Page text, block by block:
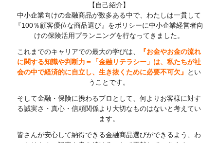
【自己紹介】
中小企業向けの金融商品が数多ある中で、わたしは一貫して
『100％顧客優位な商品選び』をポリシーに中小企業経営者向
けの保険活用プランニングを行なってきました。
これまでのキャリアでの最大の学びは、
『お金やお金の流れ
に関する知識や判断力＝「金融リテラシー」は、私たちが社
会の中で経済的に自立し、生き抜くために必要不可欠』
とい
うことです。
そして金融・保険に携わるプロとして、何よりお客様に対す
る誠実さ・真心・信頼関係より大切なものはないと考えてい
ます。
皆さんが安心して納得できる金融商品選びができるよう、わ